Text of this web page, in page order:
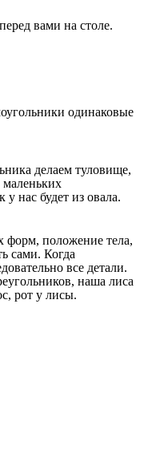
вами на столе.
одинаковые
делаем туловище,
маленьких
нас будет из овала.
форм, положение тела,
сами. Когда
все детали.
наша лиса
рот у лисы.